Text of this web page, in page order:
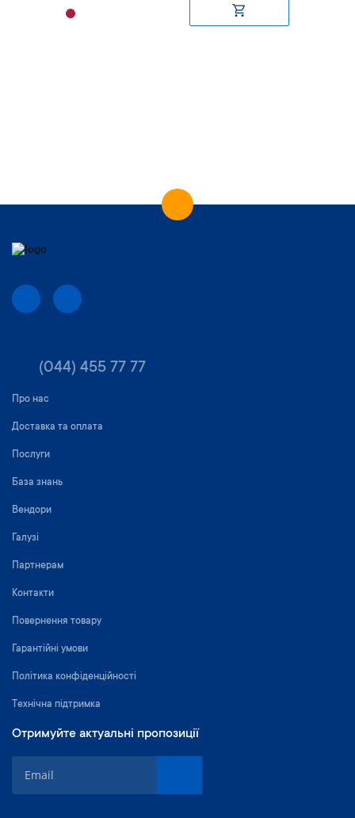
(044) 455 77 77
Про нас
Доставка та оплата
Послуги
База знань
Вендори
Галузі
Партнерам
Контакти
Повернення товару
Гарантійні умови
Політика конфіденційності
Технічна підтримка
Отримуйте актуальні пропозиції
д